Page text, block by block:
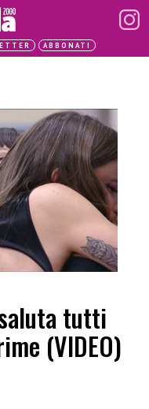
ABBONATI
tutti
(VIDEO)